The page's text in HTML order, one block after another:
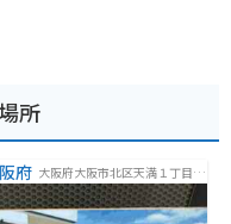
所
府 大阪府大阪市北区天満１丁目１
−７９